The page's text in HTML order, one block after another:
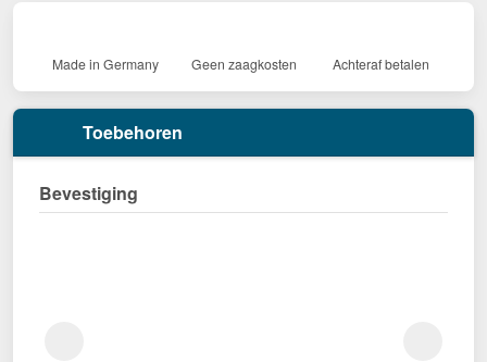
Made in Germany Geen zaagkosten Achteraf betalen
Toebehoren
Bevestiging